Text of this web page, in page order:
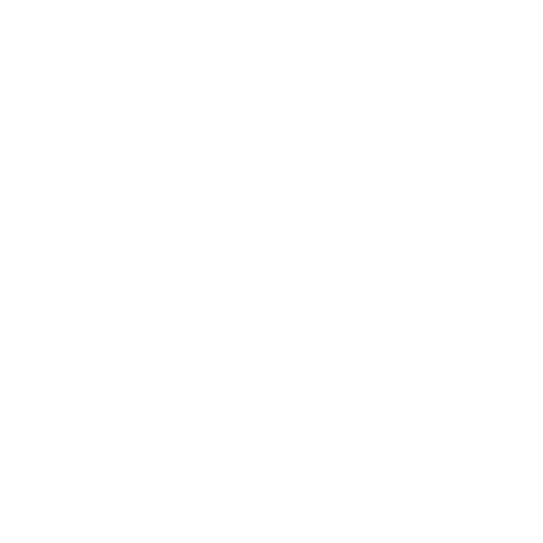
zu stehen. Man entwickelt sich eben weiter. Schön ist,
ist, dann schnappe ich mir meine Männer und schaue
#explore: Wollen Sie Ihr Hobby an Ihren Sohn
Das BMW-Bobbycar steht schon
Radhäuser zu zerschießen. Ich bin überhaupt kein
Prüfzeichen zu verwenden und diese auch in die
#explore: Welchen Rat wollen Sie als Tuning-
Sicherheit spielt eine
Radhäuser zu zerschießen. Ich bin überhaupt kein
Prüfzeichen zu verwenden und diese auch in die